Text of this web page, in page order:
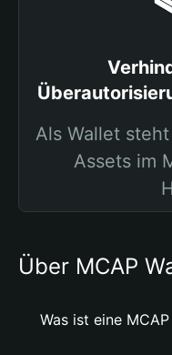
Als Wallet
Assets im
Über MCAP
Was ist eine